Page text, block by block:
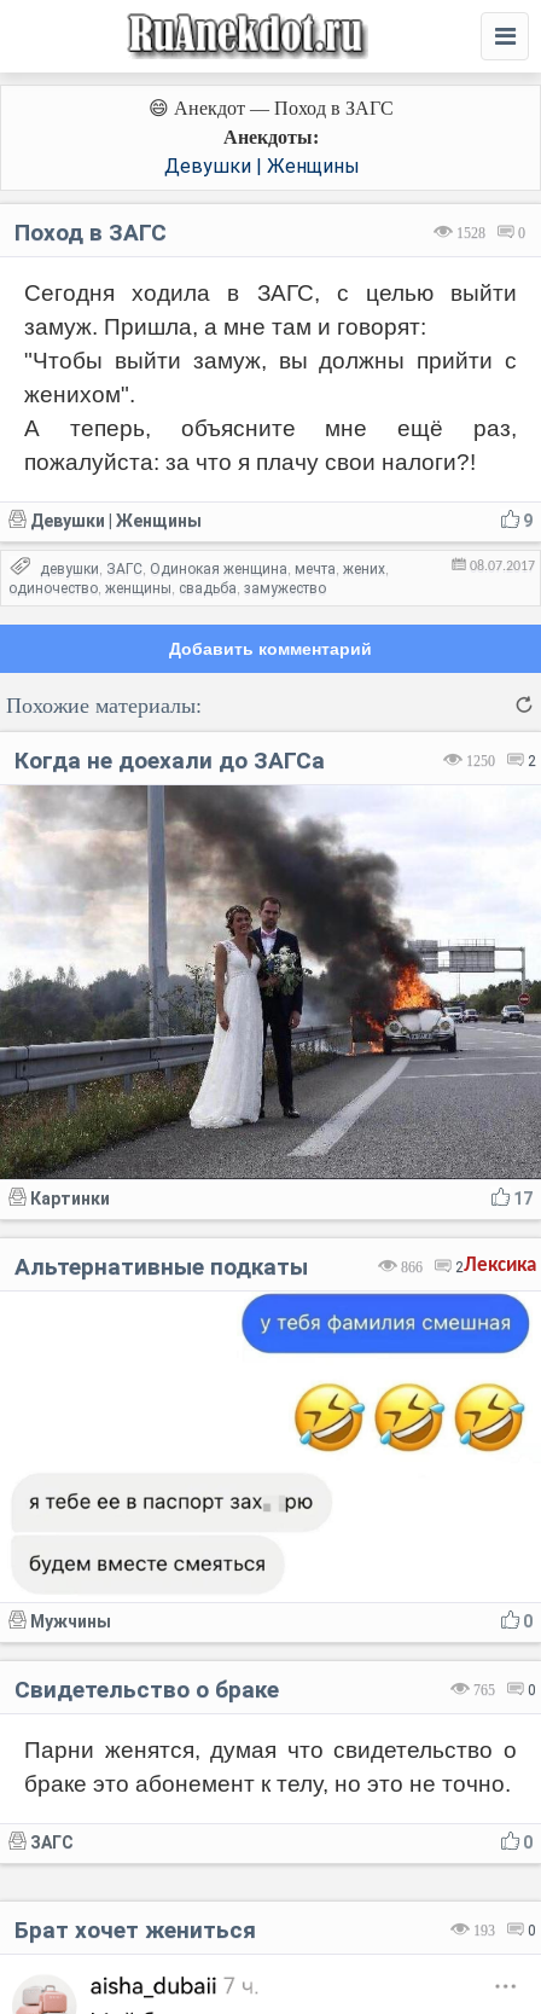
😄 Анекдот — Поход в ЗАГС
Анекдоты:
Девушки | Женщины
1528 0
Поход в ЗАГС
Сегодня ходила в ЗАГС, с целью выйти
замуж. Пришла, а мне там и говорят:
"Чтобы выйти замуж, вы должны прийти с
женихом".
А теперь, объясните мне ещё раз,
пожалуйста: за что я плачу свои налоги?!
9
Девушки | Женщины
08.07.2017
девушки, ЗАГС, Одинокая женщина, мечта, жених,
одиночество, женщины, свадьба, замужество
Добавить комментарий
Отмена
Похожие материалы:
1250 2
Когда не доехали до ЗАГСа
17
Картинки
Лексика
866 2
Альтернативные подкаты
0
Мужчины
765 0
Свидетельство о браке
Парни женятся, думая что свидетельство о
браке это абонемент к телу, но это не точно.
0
ЗАГС
193 0
Брат хочет жениться